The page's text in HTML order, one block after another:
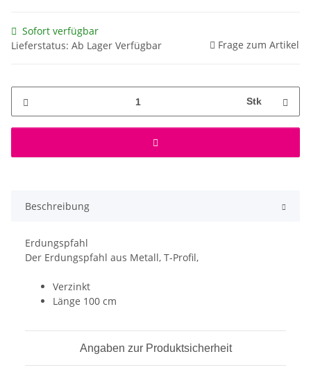
Sofort verfügbar
Lieferstatus: Ab Lager Verfügbar
Frage zum Artikel
Stk
Beschreibung
Erdungspfahl
Der Erdungspfahl aus Metall, T-Profil,
Verzinkt
Länge 100 cm
Angaben zur Produktsicherheit